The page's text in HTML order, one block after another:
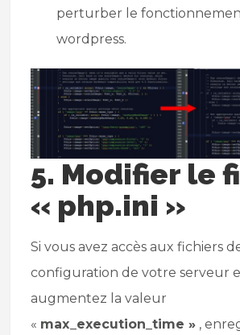
perturber le
wordpress.
5. Modifier le
« php.ini »
Si vous avez accès aux fichiers
configuration de votre serveur
augmentez la valeur
« max_execution_time » ,